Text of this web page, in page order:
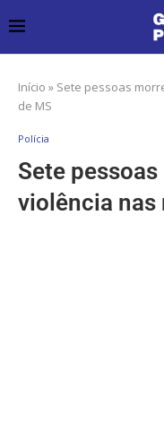
Início » Sete pessoas
de MS
Polícia
Sete
violência nas